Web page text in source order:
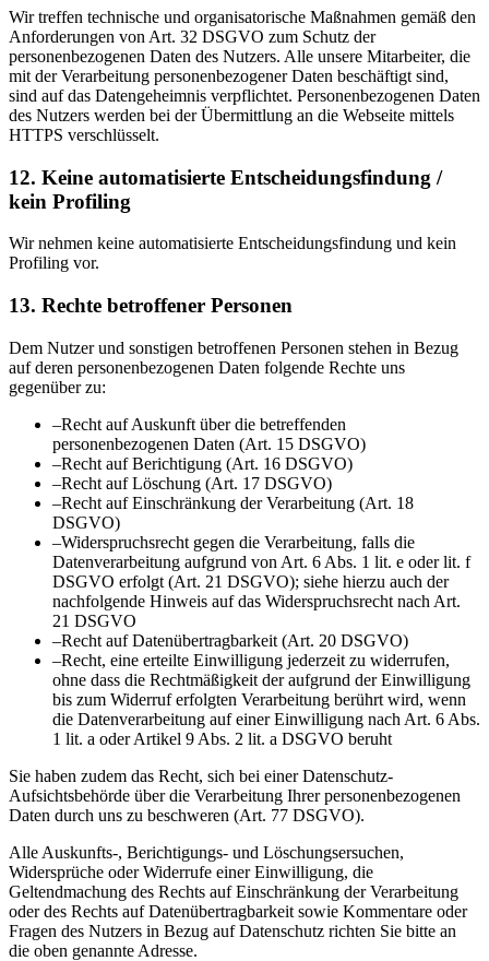
Wir treffen technische und organisatorische Maßnahmen gemäß den
Anforderungen von Art. 32 DSGVO zum Schutz der
personenbezogenen Daten des Nutzers. Alle unsere Mitarbeiter, die
mit der Verarbeitung personenbezogener Daten beschäftigt sind,
sind auf das Datengeheimnis verpflichtet. Personenbezogenen Daten
des Nutzers werden bei der Übermittlung an die Webseite mittels
HTTPS verschlüsselt.
12. Keine automatisierte Entscheidungsfindung /
kein Profiling
Wir nehmen keine automatisierte Entscheidungsfindung und kein
Profiling vor.
13. Rechte betroffener Personen
Dem Nutzer und sonstigen betroffenen Personen stehen in Bezug
auf deren personenbezogenen Daten folgende Rechte uns
gegenüber zu:
–Recht auf Auskunft über die betreffenden
personenbezogenen Daten (Art. 15 DSGVO)
–Recht auf Berichtigung (Art. 16 DSGVO)
–Recht auf Löschung (Art. 17 DSGVO)
–Recht auf Einschränkung der Verarbeitung (Art. 18
DSGVO)
–Widerspruchsrecht gegen die Verarbeitung, falls die
Datenverarbeitung aufgrund von Art. 6 Abs. 1 lit. e oder lit. f
DSGVO erfolgt (Art. 21 DSGVO); siehe hierzu auch der
nachfolgende Hinweis auf das Widerspruchsrecht nach Art.
21 DSGVO
–Recht auf Datenübertragbarkeit (Art. 20 DSGVO)
–Recht, eine erteilte Einwilligung jederzeit zu widerrufen,
ohne dass die Rechtmäßigkeit der aufgrund der Einwilligung
bis zum Widerruf erfolgten Verarbeitung berührt wird, wenn
die Datenverarbeitung auf einer Einwilligung nach Art. 6 Abs.
1 lit. a oder Artikel 9 Abs. 2 lit. a DSGVO beruht
Sie haben zudem das Recht, sich bei einer Datenschutz-
Aufsichtsbehörde über die Verarbeitung Ihrer personenbezogenen
Daten durch uns zu beschweren (Art. 77 DSGVO).
Alle Auskunfts-, Berichtigungs- und Löschungsersuchen,
Widersprüche oder Widerrufe einer Einwilligung, die
Geltendmachung des Rechts auf Einschränkung der Verarbeitung
oder des Rechts auf Datenübertragbarkeit sowie Kommentare oder
Fragen des Nutzers in Bezug auf Datenschutz richten Sie bitte an
die oben genannte Adresse.